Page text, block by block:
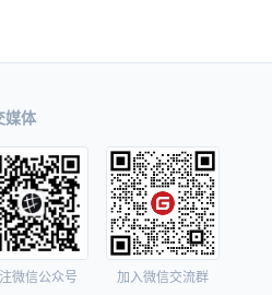
媒体
微信公众号 加入微信交流群